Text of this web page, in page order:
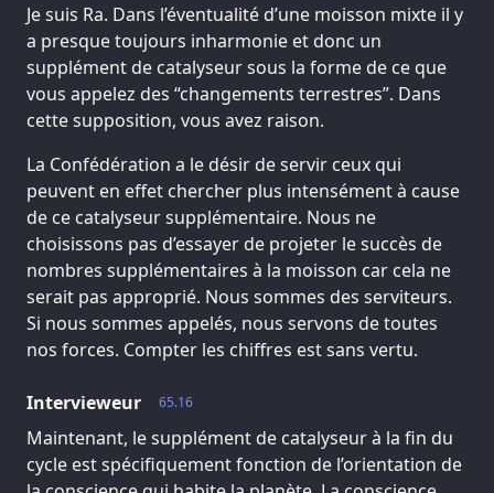
Je suis Ra. Dans l’éventualité d’une moisson mixte il y
a presque toujours inharmonie et donc un
supplément de catalyseur sous la forme de ce que
vous appelez des “changements terrestres”. Dans
cette supposition, vous avez raison.
La Confédération a le désir de servir ceux qui
peuvent en effet chercher plus intensément à cause
de ce catalyseur supplémentaire. Nous ne
choisissons pas d’essayer de projeter le succès de
nombres supplémentaires à la moisson car cela ne
serait pas approprié. Nous sommes des serviteurs.
Si nous sommes appelés, nous servons de toutes
nos forces. Compter les chiffres est sans vertu.
65.16
Intervieweur
Maintenant, le supplément de catalyseur à la fin du
cycle est spécifiquement fonction de l’orientation de